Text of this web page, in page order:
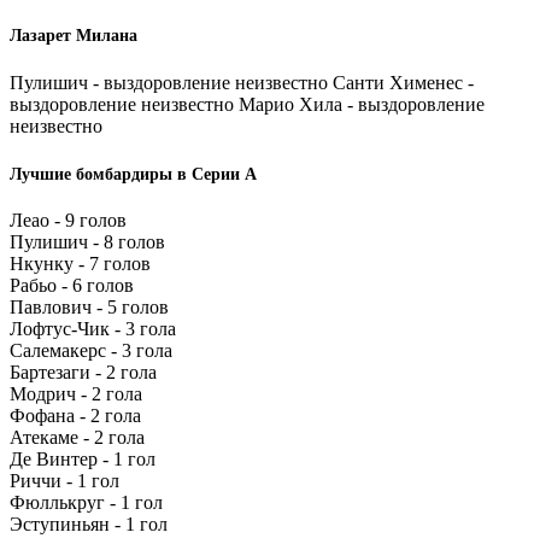
Лазарет Милана
Пулишич - выздоровление неизвестно Санти Хименес -
выздоровление неизвестно Марио Хила - выздоровление
неизвестно
Лучшие бомбардиры в Серии А
Леао - 9 голов
Пулишич - 8 голов
Нкунку - 7 голов
Рабьо - 6 голов
Павлович - 5 голов
Лофтус-Чик - 3 гола
Салемакерс - 3 гола
Бартезаги - 2 гола
Модрич - 2 гола
Фофана - 2 гола
Атекаме - 2 гола
Де Винтер - 1 гол
Риччи - 1 гол
Фюллькруг - 1 гол
Эступиньян - 1 гол